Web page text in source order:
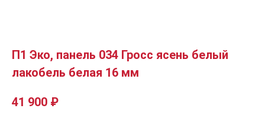
П1 Эко, панель 034 Гросс ясень белый
лакобель белая 16 мм
41 900 ₽